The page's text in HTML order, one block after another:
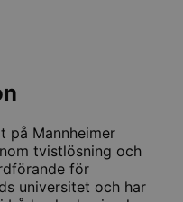
på Mannheimer
tvistlösning och
för
universitet och har